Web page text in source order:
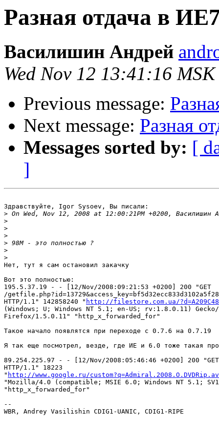
Разная отдача в
Василишин Андрей
Wed Nov 12 13:41:16
Previous message:
Next message: Разная
Messages sorted by: [
]
Здравствуйте, Igor Sysoev, Вы писали:
>
>
>
>
>
>
>
Нет, тут я сам остановил закачку
Вот это полностью:
195.5.37.19 - - [12/Nov/2008:09:21:53 +0200] 200 "GET
/
HTTP/1.1" 142858240 " http://filestore.com.ua/
(Windows; U; Windows NT 5.1; en-US; rv:1.8.0.11)
Firefox/1.5.0.11" "http_x_forwarded_for"
Такое начало появлятся при переходе с 0.7.6 на 0.7.19
Я так еще посмотрел, везде, где ИЕ и 6.0 тоже такая
89.254.225.97 - - [12/Nov/2008:05:46:46 +0200] 200 "GET
HTTP/1.1" 18223
" http://www.google.ru/
"Mozilla/4.0 (compatible; MSIE 6.0; Windows NT 5.1;
"http_x_forwarded_for"
--
WBR, Andrey Vasilishin CDIG1-UANIC, CDIG1-RIPE